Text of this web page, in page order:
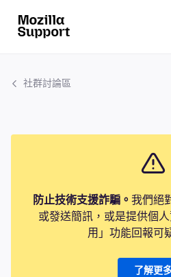
社群討論區
防止技術支援詐騙。 我們絕
或發送簡訊，或是提供個
用」功能回報可
了解更